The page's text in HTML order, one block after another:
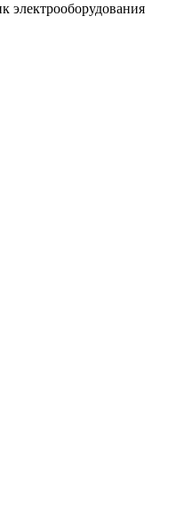
электрооборудования